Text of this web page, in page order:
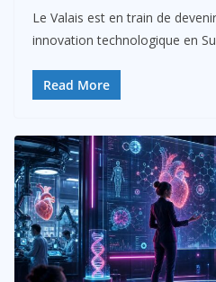
Le Valais est en train de
innovation technologique en
Read More